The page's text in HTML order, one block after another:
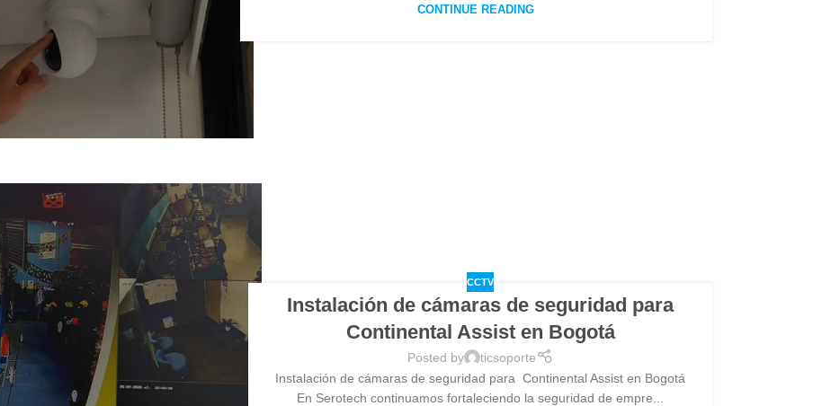
CONTINUE READING
CCTV
Instalación de cámaras de seguridad para
Continental Assist en Bogotá
Posted by
ticsoporte
Instalación de cámaras de seguridad para Continental Assist en Bogotá
En Serotech continuamos fortaleciendo la seguridad de empre...